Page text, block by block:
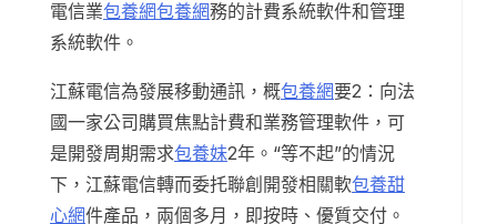
電信業包養網包養網務的計費系統軟件和管理
系統軟件。
江蘇電信為發展移動通訊，概包養網要2：向法
國一家公司購買焦點計費和業務管理軟件，可
是開發周期需求包養妹2年。“等不起”的情況
下，江蘇電信轉而委托聯創開發相關軟包養甜
心網件產品，兩個多月，即按時、優質交付。